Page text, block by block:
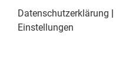
Datenschutzerklärung |
Einstellungen